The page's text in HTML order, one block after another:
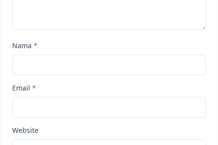
Nama *
Email *
Website